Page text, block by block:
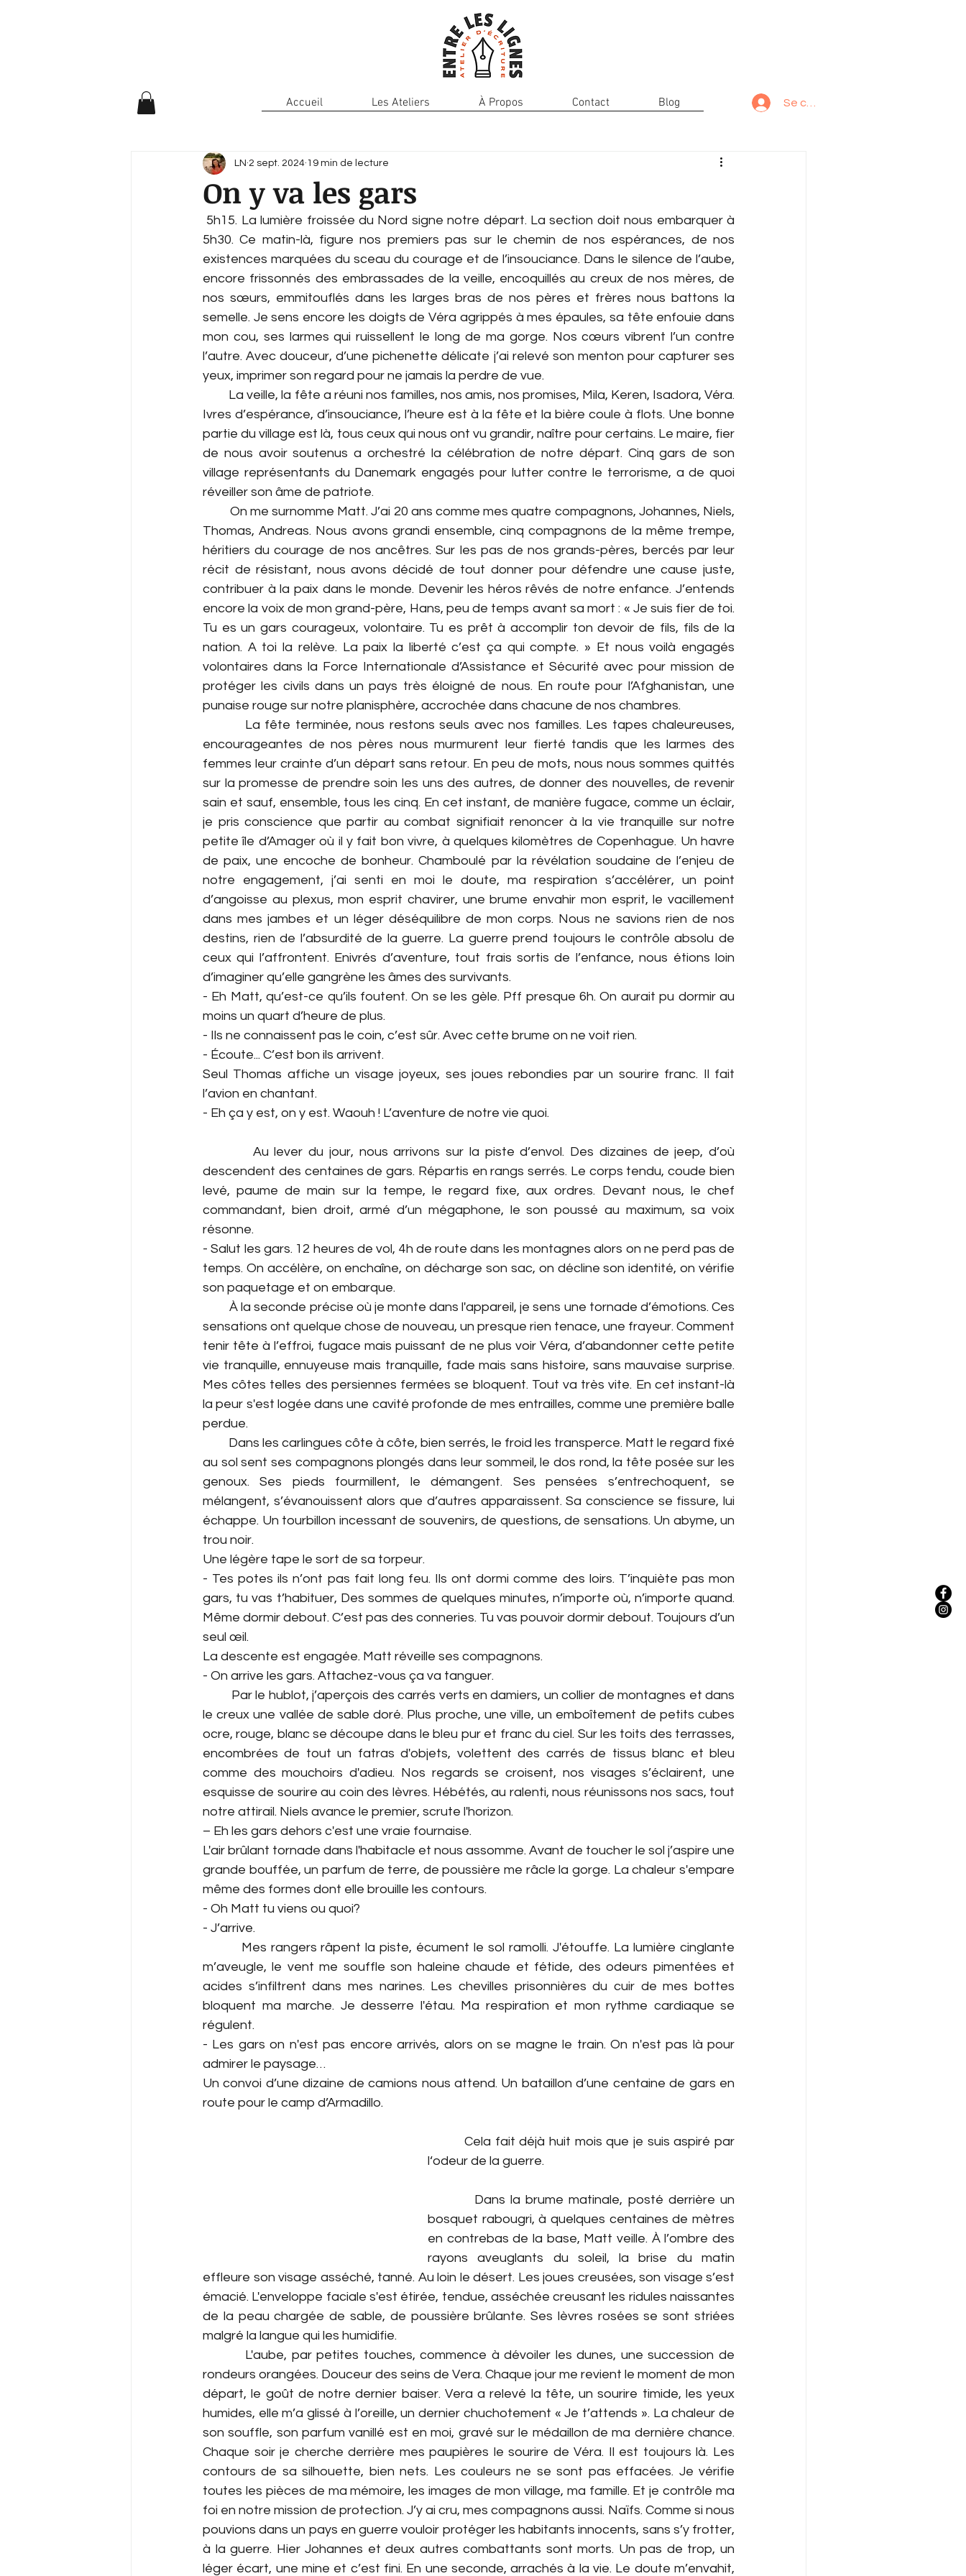
Accueil Les Ateliers À Propos Contact Blog Se connecter
On y va les gars
LN 2 sept. 2024 19 min de lecture
5h30. Ce matin-là, figure nos premiers pas sur le chemin de nos espérances, de nos
existences marquées du sceau du courage et de l’insouciance. Dans le silence de l’aube,
encore frissonnés des embrassades de la veille, encoquillés au creux de nos mères, de
nos sœurs, emmitouflés dans les larges bras de nos pères et frères nous battons la
semelle. Je sens encore les doigts de Véra agrippés à mes épaules, sa tête enfouie dans
mon cou, ses larmes qui ruissellent le long de ma gorge. Nos cœurs vibrent l’un contre
l’autre. Avec douceur, d’une pichenette délicate j’ai relevé son menton pour capturer ses
yeux, imprimer son regard pour ne jamais la perdre de vue.
La veille, la fête a réuni nos familles, nos amis, nos promises, Mila, Keren, Isadora, Véra.
Ivres d’espérance, d’insouciance, l’heure est à la fête et la bière coule à flots. Une bonne
partie du village est là, tous ceux qui nous ont vu grandir, naître pour certains. Le maire, fier
de nous avoir soutenus a orchestré la célébration de notre départ. Cinq gars de son
village représentants du Danemark engagés pour lutter contre le terrorisme, a de quoi
réveiller son âme de patriote.
On me surnomme Matt. J’ai 20 ans comme mes quatre compagnons, Johannes, Niels,
Thomas, Andreas. Nous avons grandi ensemble, cinq compagnons de la même trempe,
héritiers du courage de nos ancêtres. Sur les pas de nos grands-pères, bercés par leur
récit de résistant, nous avons décidé de tout donner pour défendre une cause juste,
contribuer à la paix dans le monde. Devenir les héros rêvés de notre enfance. J’entends
encore la voix de mon grand-père, Hans, peu de temps avant sa mort : « Je suis fier de toi.
Tu es un gars courageux, volontaire. Tu es prêt à accomplir ton devoir de fils, fils de la
nation. A toi la relève. La paix la liberté c’est ça qui compte. » Et nous voilà engagés
volontaires dans la Force Internationale d’Assistance et Sécurité avec pour mission de
protéger les civils dans un pays très éloigné de nous. En route pour l’Afghanistan, une
punaise rouge sur notre planisphère, accrochée dans chacune de nos chambres.
La fête terminée, nous restons seuls avec nos familles. Les tapes chaleureuses,
encourageantes de nos pères nous murmurent leur fierté tandis que les larmes des
femmes leur crainte d’un départ sans retour. En peu de mots, nous nous sommes quittés
sur la promesse de prendre soin les uns des autres, de donner des nouvelles, de revenir
sain et sauf, ensemble, tous les cinq. En cet instant, de manière fugace, comme un éclair,
je pris conscience que partir au combat signifiait renoncer à la vie tranquille sur notre
petite île d’Amager où il y fait bon vivre, à quelques kilomètres de Copenhague. Un havre
de paix, une encoche de bonheur. Chamboulé par la révélation soudaine de l’enjeu de
notre engagement, j’ai senti en moi le doute, ma respiration s’accélérer, un point
d’angoisse au plexus, mon esprit chavirer, une brume envahir mon esprit, le vacillement
dans mes jambes et un léger déséquilibre de mon corps. Nous ne savions rien de nos
destins, rien de l’absurdité de la guerre. La guerre prend toujours le contrôle absolu de
ceux qui l’affrontent. Enivrés d’aventure, tout frais sortis de l’enfance, nous étions loin
d’imaginer qu’elle gangrène les âmes des survivants.
- Eh Matt, qu’est-ce qu’ils foutent. On se les gèle. Pff presque 6h. On aurait pu dormir au
moins un quart d’heure de plus.
- Ils ne connaissent pas le coin, c’est sûr. Avec cette brume on ne voit rien.
- Écoute... C’est bon ils arrivent.
Seul Thomas affiche un visage joyeux, ses joues rebondies par un sourire franc. Il fait
l’avion en chantant.
- Eh ça y est, on y est. Waouh ! L’aventure de notre vie quoi.
Au lever du jour, nous arrivons sur la piste d’envol. Des dizaines de jeep, d’où
descendent des centaines de gars. Répartis en rangs serrés. Le corps tendu, coude bien
levé, paume de main sur la tempe, le regard fixe, aux ordres. Devant nous, le chef
commandant, bien droit, armé d’un mégaphone, le son poussé au maximum, sa voix
résonne.
- Salut les gars. 12 heures de vol, 4h de route dans les montagnes alors on ne perd pas de
temps. On accélère, on enchaîne, on décharge son sac, on décline son identité, on vérifie
son paquetage et on embarque.
À la seconde précise où je monte dans l'appareil, je sens une tornade d’émotions. Ces
sensations ont quelque chose de nouveau, un presque rien tenace, une frayeur. Comment
tenir tête à l’effroi, fugace mais puissant de ne plus voir Véra, d’abandonner cette petite
vie tranquille, ennuyeuse mais tranquille, fade mais sans histoire, sans mauvaise surprise.
Mes côtes telles des persiennes fermées se bloquent. Tout va très vite. En cet instant-là
la peur s'est logée dans une cavité profonde de mes entrailles, comme une première balle
perdue.
Dans les carlingues côte à côte, bien serrés, le froid les transperce. Matt le regard fixé
au sol sent ses compagnons plongés dans leur sommeil, le dos rond, la tête posée sur les
genoux. Ses pieds fourmillent, le démangent. Ses pensées s’entrechoquent, se
mélangent, s’évanouissent alors que d’autres apparaissent. Sa conscience se fissure, lui
échappe. Un tourbillon incessant de souvenirs, de questions, de sensations. Un abyme, un
trou noir.
Une légère tape le sort de sa torpeur.
- Tes potes ils n’ont pas fait long feu. Ils ont dormi comme des loirs. T’inquiète pas mon
gars, tu vas t’habituer, Des sommes de quelques minutes, n’importe où, n’importe quand.
Même dormir debout. C’est pas des conneries. Tu vas pouvoir dormir debout. Toujours d’un
seul œil.
La descente est engagée. Matt réveille ses compagnons.
- On arrive les gars. Attachez-vous ça va tanguer.
Par le hublot, j’aperçois des carrés verts en damiers, un collier de montagnes et dans
le creux une vallée de sable doré. Plus proche, une ville, un emboîtement de petits cubes
ocre, rouge, blanc se découpe dans le bleu pur et franc du ciel. Sur les toits des terrasses,
encombrées de tout un fatras d'objets, volettent des carrés de tissus blanc et bleu
comme des mouchoirs d'adieu. Nos regards se croisent, nos visages s’éclairent, une
esquisse de sourire au coin des lèvres. Hébétés, au ralenti, nous réunissons nos sacs, tout
notre attirail. Niels avance le premier, scrute l'horizon.
– Eh les gars dehors c'est une vraie fournaise.
L'air brûlant tornade dans l'habitacle et nous assomme. Avant de toucher le sol j’aspire une
grande bouffée, un parfum de terre, de poussière me râcle la gorge. La chaleur s'empare
même des formes dont elle brouille les contours.
- Oh Matt tu viens ou quoi?
- J’arrive.
Mes rangers râpent la piste, écument le sol ramolli. J'étouffe. La lumière cinglante
m’aveugle, le vent me souffle son haleine chaude et fétide, des odeurs pimentées et
acides s’infiltrent dans mes narines. Les chevilles prisonnières du cuir de mes bottes
bloquent ma marche. Je desserre l'étau. Ma respiration et mon rythme cardiaque se
régulent.
- Les gars on n'est pas encore arrivés, alors on se magne le train. On n'est pas là pour
admirer le paysage…
Un convoi d’une dizaine de camions nous attend. Un bataillon d’une centaine de gars en
route pour le camp d’Armadillo.
Cela fait déjà huit mois que je suis aspiré par
l‘odeur de la guerre.
Dans la brume matinale, posté derrière un
bosquet rabougri, à quelques centaines de mètres
en contrebas de la base, Matt veille. À l’ombre des
rayons aveuglants du soleil, la brise du matin
effleure son visage asséché, tanné. Au loin le désert. Les joues creusées, son visage s’est
émacié. L'enveloppe faciale s'est étirée, tendue, asséchée creusant les ridules naissantes
de la peau chargée de sable, de poussière brûlante. Ses lèvres rosées se sont striées
malgré la langue qui les humidifie.
L'aube, par petites touches, commence à dévoiler les dunes, une succession de
rondeurs orangées. Douceur des seins de Vera. Chaque jour me revient le moment de mon
départ, le goût de notre dernier baiser. Vera a relevé la tête, un sourire timide, les yeux
humides, elle m’a glissé à l’oreille, un dernier chuchotement « Je t’attends ». La chaleur de
son souffle, son parfum vanillé est en moi, gravé sur le médaillon de ma dernière chance.
Chaque soir je cherche derrière mes paupières le sourire de Véra. Il est toujours là. Les
contours de sa silhouette, bien nets. Les couleurs ne se sont pas effacées. Je vérifie
toutes les pièces de ma mémoire, les images de mon village, ma famille. Et je contrôle ma
foi en notre mission de protection. J’y ai cru, mes compagnons aussi. Naïfs. Comme si nous
pouvions dans un pays en guerre vouloir protéger les habitants innocents, sans s’y frotter,
à la guerre. Hier Johannes et deux autres combattants sont morts. Un pas de trop, un
léger écart, une mine et c’est fini. En une seconde, arrachés à la vie. Le doute m’envahit,